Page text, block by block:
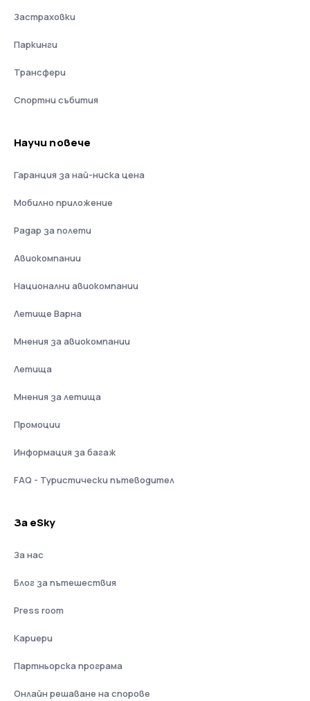
Застраховки
Паркинги
Трансфери
Спортни събития
Научи повече
Гаранция за най-ниска цена
Мобилно приложение
Радар за полети
Авиокомпании
Национални авиокомпании
Летище Варна
Мнения за авиокомпании
Летища
Мнения за летища
Промоции
Информация за багаж
FAQ - Туристически пътеводител
За eSky
За нас
Блог за пътешествия
Press room
Кариери
Партньорска програма
Онлайн решаване на спорове